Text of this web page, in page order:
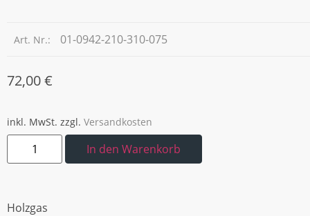
Art. Nr.: 01-0942-210-310-075
72,00€
inkl. MwSt. zzgl. Versandkosten
In den Warenkorb
Holzgas